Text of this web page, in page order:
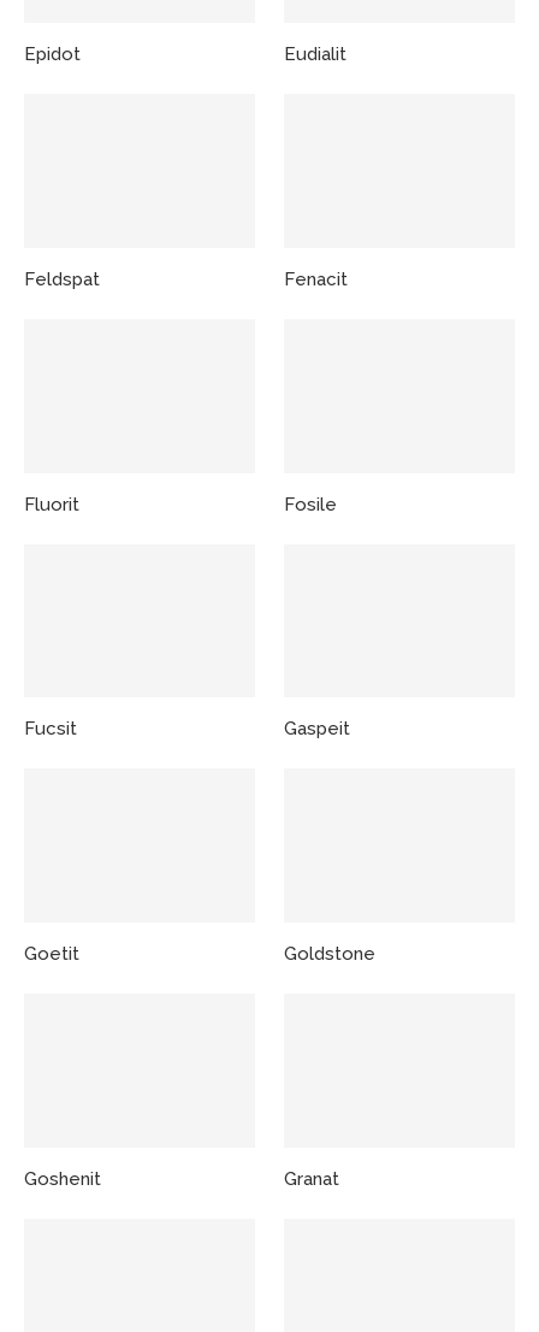
Epidot Eudialit
Feldspat Fenacit
Fluorit Fosile
Fucsit Gaspeit
Goetit Goldstone
Goshenit Granat